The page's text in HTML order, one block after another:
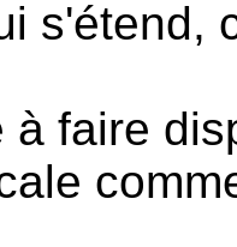
s'étend,
à faire